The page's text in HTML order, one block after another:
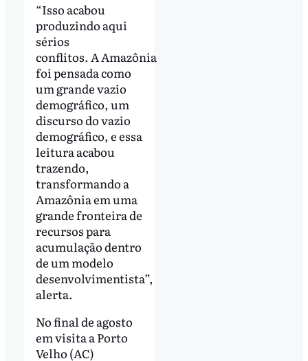
“Isso acabou
produzindo aqui
sérios
conflitos. A Amazônia
foi pensada como
um grande vazio
demográfico, um
discurso do vazio
demográfico, e essa
leitura acabou
trazendo,
transformando a
Amazônia em uma
grande fronteira de
recursos para
acumulação dentro
de um modelo
desenvolvimentista”,
alerta.
No final de agosto
em visita a Porto
Velho (AC)